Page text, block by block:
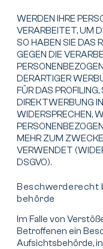
WERDEN IHRE
VERARBEITET, UM
SO HABEN SIE DAS
GEGEN DIE
DERARTIGER
FÜR DAS
DIREKTWERBUNG
WIDERSPRECHEN,
MEHR ZUM
VERWENDET
DSGVO).
Beschwerde­recht
behörde
Im Falle von
Betroffenen ein
Aufsichtsbehörde,